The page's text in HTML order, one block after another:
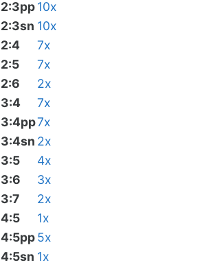
2:3pp10x
2:3sn 10x
2:4
7x
2:5
7x
2:6
2x
3:4
7x
3:4pp7x
3:4sn 2x
3:5
4x
3:6
3x
3:7
2x
4:5
1x
4:5pp5x
4:5sn 1x